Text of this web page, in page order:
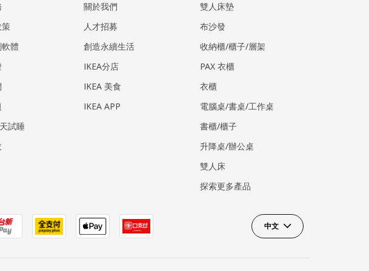
體
試睡
關於我們
人才招募
創造永續生活
IKEA分店
IKEA 美食
IKEA APP
雙人床墊
布沙發
收納櫃/櫃子/層架
PAX 衣櫃
衣櫃
電腦桌/書桌/工作桌
書櫃/櫃子
升降桌/辦公桌
雙人床
探索更多產品
中文